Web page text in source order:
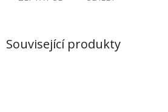
Související produkty